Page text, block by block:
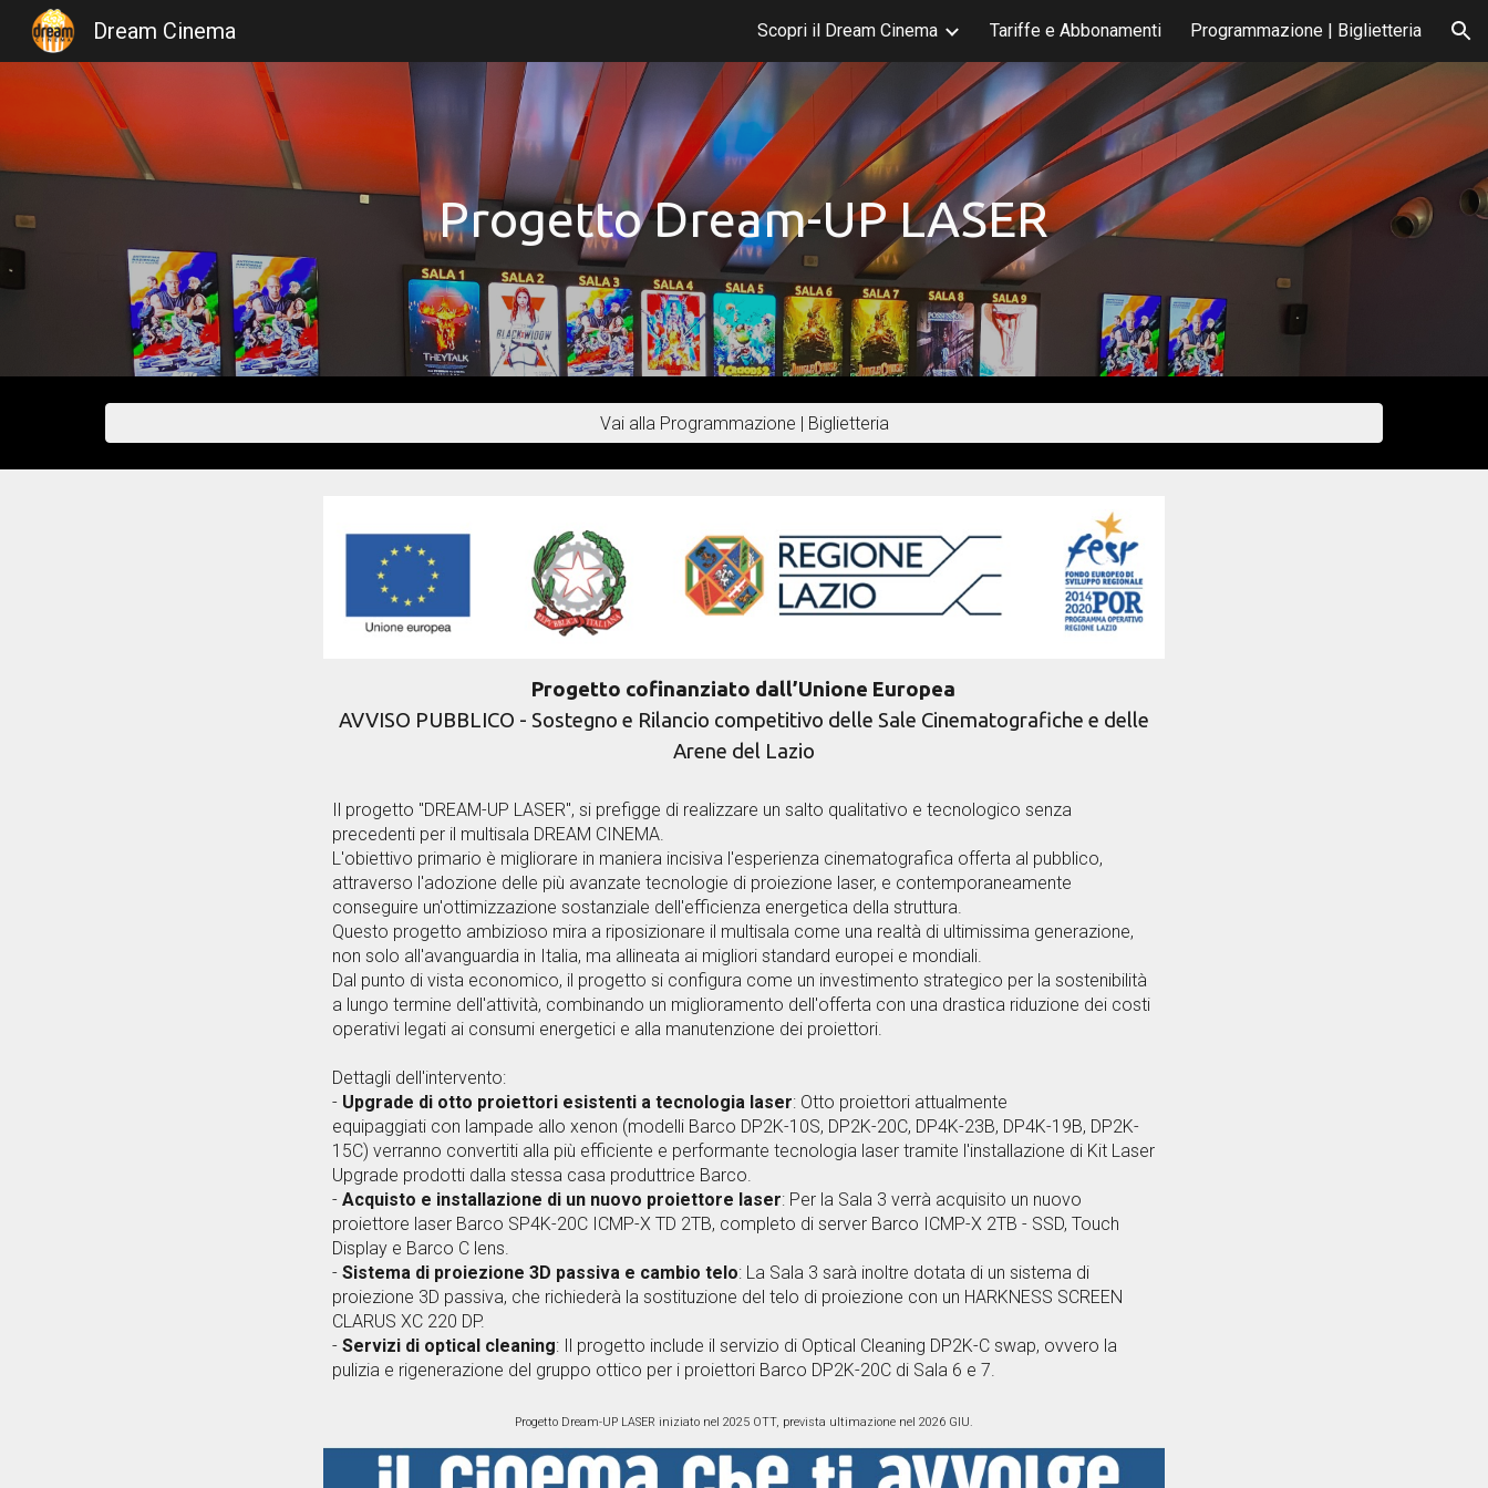
Skip to navigation
Dream Cinema Scopri il Dream Cinema Tariffe e Abbonamenti Programmazione | Biglietteria
Progetto Dream-UP LASER
Vai alla Programmazione | Biglietteria
Progetto cofinanziato dall’Unione Europea
AVVISO PUBBLICO - Sostegno e Rilancio competitivo delle Sale Cinematografiche e delle
Arene del Lazio
Il progetto "DREAM-UP LASER", si prefigge di realizzare un salto qualitativo e tecnologico senza
precedenti per il multisala DREAM CINEMA.
L'obiettivo primario è migliorare in maniera incisiva l'esperienza cinematografica offerta al pubblico,
attraverso l'adozione delle più avanzate tecnologie di proiezione laser, e contemporaneamente
conseguire un'ottimizzazione sostanziale dell'efficienza energetica della struttura.
Questo progetto ambizioso mira a riposizionare il multisala come una realtà di ultimissima generazione,
non solo all'avanguardia in Italia, ma allineata ai migliori standard europei e mondiali.
Dal punto di vista economico, il progetto si configura come un investimento strategico per la sostenibilità
a lungo termine dell'attività, combinando un miglioramento dell'offerta con una drastica riduzione dei costi
operativi legati ai consumi energetici e alla manutenzione dei proiettori.
Dettagli dell'intervento:
- Upgrade di otto proiettori esistenti a tecnologia laser: Otto proiettori attualmente
equipaggiati con lampade allo xenon (modelli Barco DP2K-10S, DP2K-20C, DP4K-23B, DP4K-19B, DP2K-
15C) verranno convertiti alla più efficiente e performante tecnologia laser tramite l'installazione di Kit Laser
Upgrade prodotti dalla stessa casa produttrice Barco.
-Acquisto e installazione di un nuovo proiettore laser: Per la Sala 3 verrà acquisito un nuovo
proiettore laser Barco SP4K-20C ICMP-X TD 2TB, completo di server Barco ICMP-X 2TB - SSD, Touch
Display e Barco C lens.
-Sistema di proiezione 3D passiva e cambio telo: La Sala 3 sarà inoltre dotata di un sistema di
proiezione 3D passiva, che richiederà la sostituzione del telo di proiezione con un HARKNESS SCREEN
CLARUS XC 220 DP.
-Servizi di optical cleaning: Il progetto include il servizio di Optical Cleaning DP2K-C swap, ovvero la
pulizia e rigenerazione del gruppo ottico per i proiettori Barco DP2K-20C di Sala 6 e 7.
Progetto Dream-UP LASER iniziato nel 2025 OTT, prevista ultimazionenel 2026 GIU.